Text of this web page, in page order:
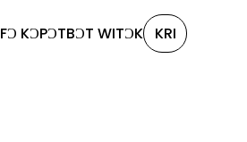
FƆ KƆPƆTBƆT WITƆK KRI